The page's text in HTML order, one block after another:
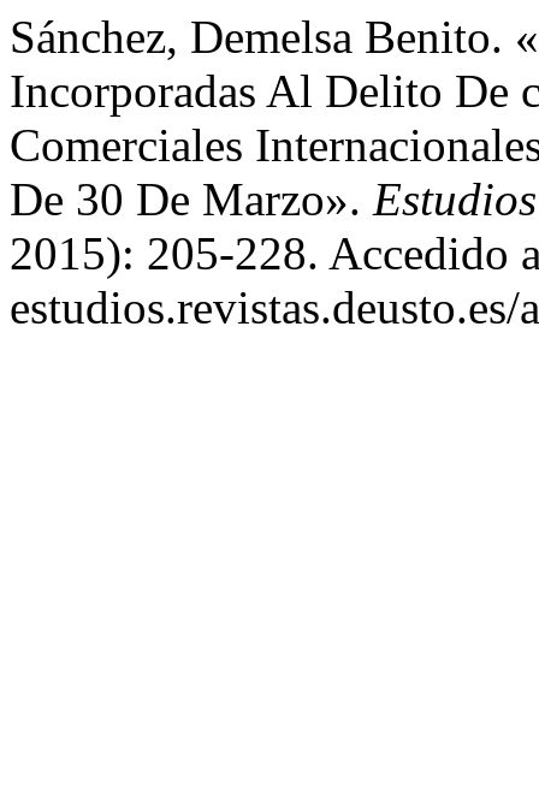
Sánchez, Demelsa Benito.
Incorporadas Al Delito De
Comerciales
De 30 De Marzo».
2015): 205-228. Accedido